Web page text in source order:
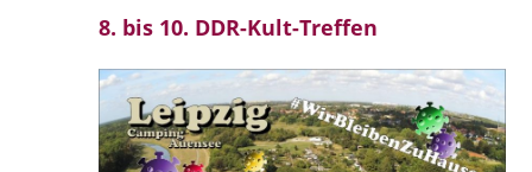
8. bis 10. DDR-Kult-Treffen